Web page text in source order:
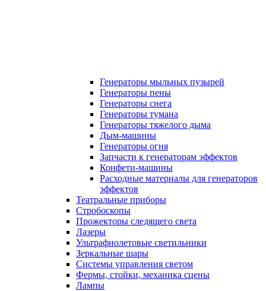
Генераторы мыльных пузырей
Генераторы пены
Генераторы снега
Генераторы тумана
Генераторы тяжелого дыма
Дым-машины
Генераторы огня
Запчасти к генераторам эффектов
Конфети-машины
Расходные материалы для генераторов
эффектов
Театральные приборы
Стробоскопы
Прожекторы следящего света
Лазеры
Ультрафиолетовые светильники
Зеркальные шары
Системы управления светом
Фермы, стойки, механика сцены
Лампы